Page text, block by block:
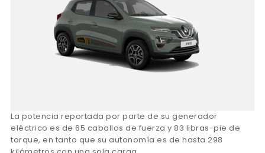
La potencia reportada por parte de su generador
eléctrico es de 65 caballos de fuerza y 83 libras-pie de
torque, en tanto que su autonomía es de hasta 298